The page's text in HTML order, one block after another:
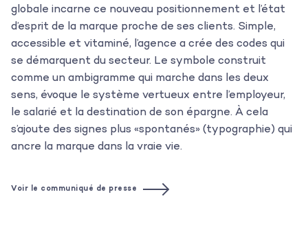
L’agence
Les projets
Les actualités
globale incarne ce nouveau positionnement et l’état
d’esprit de la marque proche de ses clients. Simple,
accessible et vitaminé, l’agence a crée des codes qui
se démarquent du secteur. Le symbole construit
comme un ambigramme qui marche dans les deux
sens, évoque le système vertueux entre l’employeur,
le salarié et la destination de son épargne. À cela
s’ajoute des signes plus «spontanés» (typographie) qui
ancre la marque dans la vraie vie.
Voir le communiqué de presse